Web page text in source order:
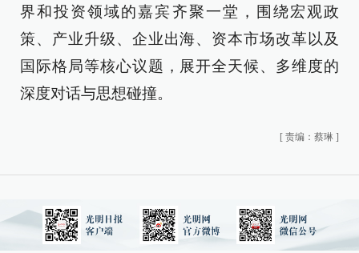
界和投资领域的嘉宾齐聚一堂，围绕宏观政
策、产业升级、企业出海、资本市场改革以及
国际格局等核心议题，展开全天候、多维度的
深度对话与思想碰撞。
[ 责编：蔡琳 ]